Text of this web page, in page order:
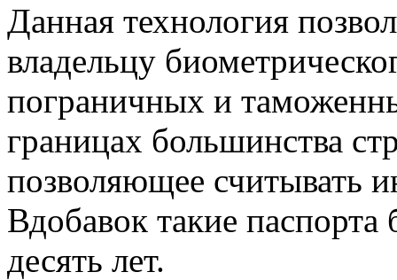
Данная технология
владельцу
пограничных и
границах большинства
позволяющее считывать
Вдобавок такие паспорта
десять лет.